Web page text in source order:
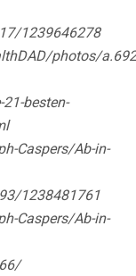
1239646278
photos/
besten-
Caspers/Ab-in-
1238481761
Caspers/Ab-in-